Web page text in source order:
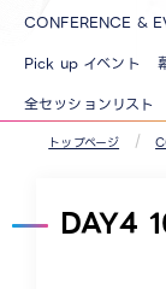
CONFERENCE &
Pick up イベント
全セッションリスト
トップページ
DAY4